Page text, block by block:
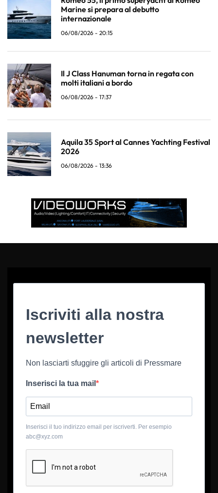
Marine si prepara al debutto
internazionale
06/08/2026 - 20:15
Il J Class Hanuman torna in regata con
molti italiani a bordo
06/08/2026 - 17:37
Aquila 35 Sport al Cannes Yachting Festival
2026
06/08/2026 - 13:36
Iscriviti alla nostra
newsletter
Non lasciarti sfuggire gli articoli di Pressmare
Inserisci la tua mail
Inserisci il tuo indirizzo email per iscriverti. Per esempio
abc@xyz.com